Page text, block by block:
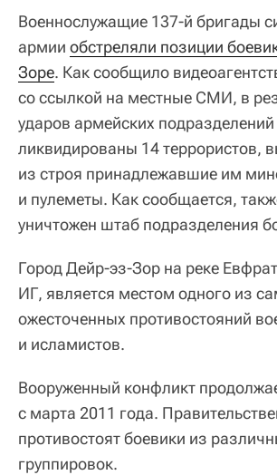
Военнослужащие 137-й бригады
армии обстреляли позиции
Зоре. Как сообщило
со ссылкой на местные СМИ, в
ударов армейских подразделений
ликвидированы 14 террористов,
из строя принадлежавшие им
и пулеметы. Как сообщается,
уничтожен штаб подразделения
Город Дейр-эз-Зор на реке
ИГ, является местом одного из
ожесточенных противостояний
и исламистов.
Вооруженный конфликт
с марта 2011 года.
противостоят боевики из
группировок.